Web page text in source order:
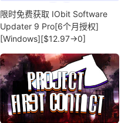
限时免费获取 IObit Software
Updater 9 Pro[6个月授权]
[Windows][$12.97→0]